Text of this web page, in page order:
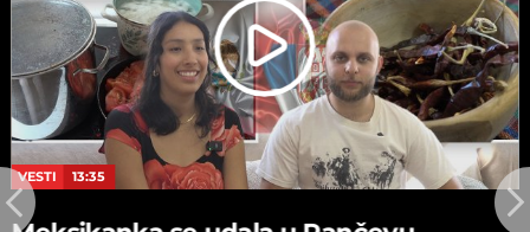
VESTI 13:35